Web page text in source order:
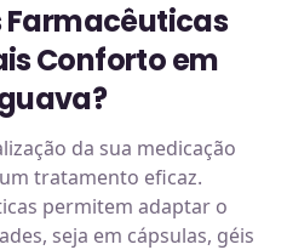
Farmacêuticas
Conforto em
da sua medicação
tratamento eficaz.
permitem adaptar o
seja em cápsulas, géis